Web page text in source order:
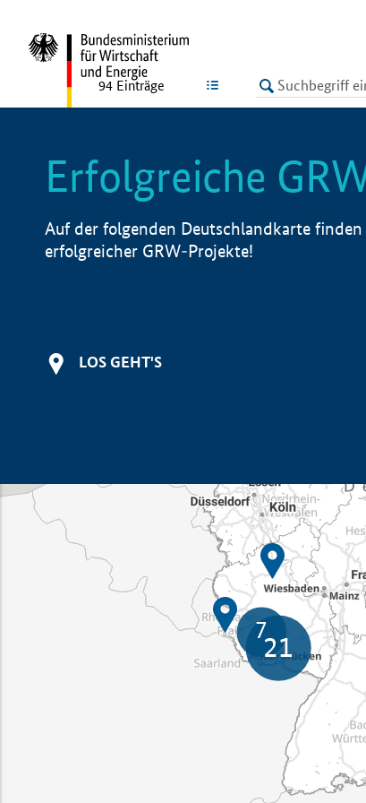
LISTE
94 Einträge
Erfolgreiche
Auf der folgenden Deutschlandkarte
erfolgreicher GRW-Projekte!
LOS GEHT'S